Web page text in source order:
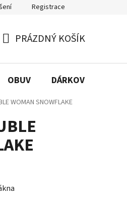
Registrace
KOŠÍK
PRÁZDNÝ KOŠÍK
OBUV DÁRKOVÉ
WOMAN SNOWFLAKE